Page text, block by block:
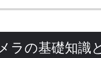
ラの基礎知識